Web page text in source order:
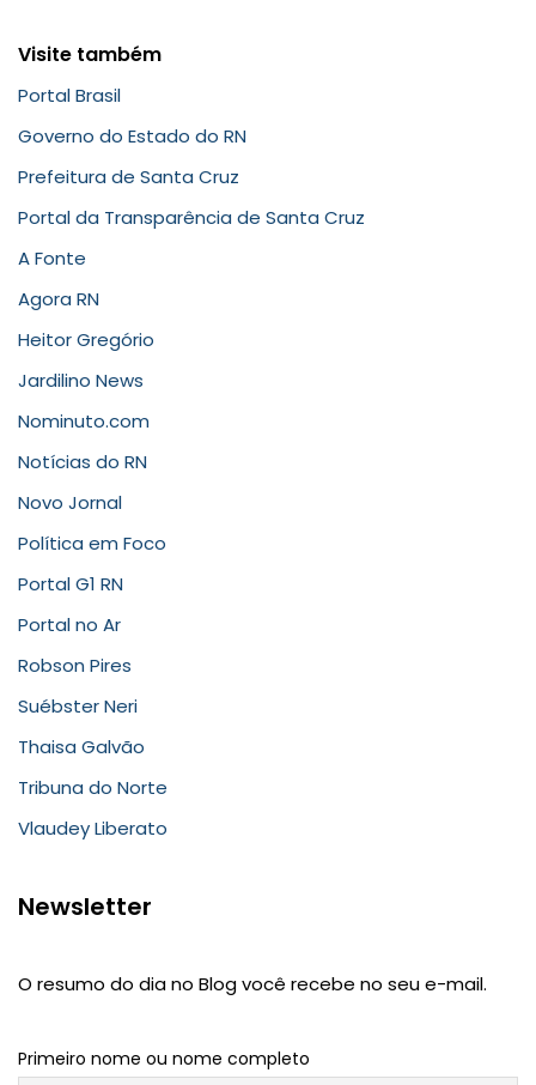
Visite também
Portal Brasil
Governo do Estado do RN
Prefeitura de Santa Cruz
Portal da Transparência de Santa Cruz
A Fonte
Agora RN
Heitor Gregório
Jardilino News
Nominuto.com
Notícias do RN
Novo Jornal
Política em Foco
Portal G1 RN
Portal no Ar
Robson Pires
Suébster Neri
Thaisa Galvão
Tribuna do Norte
Vlaudey Liberato
Newsletter
O resumo do dia no Blog você recebe no seu e-mail.
Primeiro nome ou nome completo